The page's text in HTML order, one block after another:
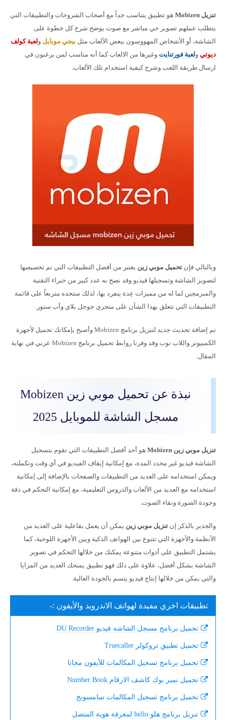
تنزيل Mobizen
هو تطبيق يتناسب جداً مع أصحاب الشروحات والتطبيقات التي
يتطلب عملهم تصوير حي مباشر مع صوت يوضح شرح كل خطوة على
الشاشة، أو الأشخاص المهووسون ببعض الألعاب مثل ببجي موبايل ولعبة كولف
ديوتي ولعبة فورتنايت وغيرها من الالعاب كما أنه مناسب لمن يرغبون في
ارسال طريقة اللعب وشرح كيفية استخدام تلك الألعاب.
وبالتالي فإن تحميل موبي زين يعتبر من أفضل التطبيقات التي تم تخصيصها
لتصوير الشاشة وتسجيلها فيديو وقد نصح به عدد كبير من خبراء التقنية
والمبرمجين لما له من مميزات عِدة ينفرد بها، لذلك ستجده متربعاً على قائمة
التطبيقات التي تتعلق بهذا الشأن على متجري جوجل بلاي وأب ستور.
تم إضافة تحديث جديد لتنزيل برنامج Mobizen وأصبح بإمكانك تحميل لأجهزة
الكمبيوتر واللاب توب وقد وفرنا روابط تحميل برنامج Mobizen عربي في نهاية
المقال.
نبذة عن تحميل موبي زين Mobizen
مسجل الشاشة للموبايل 2025
تنزيل موبي زين Mobizen
هو أحد أفضل التطبيقات التي تقوم بتسجيل
الشاشة فيديو غير محدد المدة، مع إمكانية إيقاف الفيديو في أي وقت وتكملته،
ويمكن استخدامه على العديد من التطبيقات والصفحات بالإضافة إلى إمكانية
استخدامه مع العديد من الألعاب والدروس التعليمية، مع إمكانية التحكم في دقة
وجودة الصورة ونقاء الصوت.
والجدير بالذكر إن تنزيل موبي زين يمكن أن يعمل بفاعلية على العديد من
الأنظمة والأجهزة التي تتنوع بين الهواتف الذكية وبين الأجهزة اللوحية، كما
يشتمل التطبيق على أدوات متنوعة يمكنك من خلالها التحكم في تصوير
الشاشة بشكل أفضل، علاوة على ذلك فهو تطبيق يمنحك العديد من المزايا
والتي يمكن من خلالها إنتاج فيديو يتسم بالجودة العالية.
تطبيقات اخري مفيدة لهواتف الاندرويد والأيفون :-
تحميل برنامج مسجل الشاشه فيديو DU Recorder
تحميل تطبيق تروكولر Truecaller
تحميل برنامج تسجيل المكالمات للأيفون مجانا
تحميل نمبر بوك كاشف الارقام Number Book
تحميل برنامج تسجيل المكالمات سامسونج
تنزيل برنامج هلو hello لمعرفة هوية المتصل